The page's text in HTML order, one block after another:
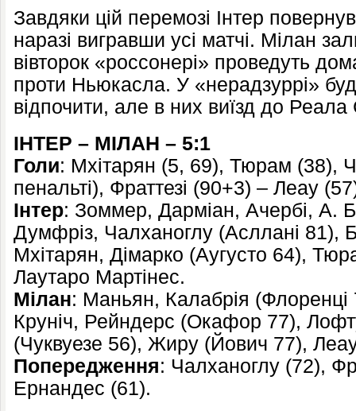
Завдяки цій перемозі Інтер
наразі вигравши усі матчі. Мілан
вівторок «россонері» проведуть
проти Ньюкасла. У «нерадзуррі»
відпочити, але в них виїзд до
ІНТЕР – МІЛАН – 5:1
Голи: Мхітарян (5, 69), Тюрам (38),
пенальті), Фраттезі (90+3) – Леау
Інтер: Зоммер, Дарміан, Ачербі, А.
Думфріз, Чалханоглу (Асллані 81),
Мхітарян, Дімарко (Аугусто 64),
Лаутаро Мартінес.
Мілан: Маньян, Калабрія
Круніч, Рейндерс (Окафор 77),
(Чуквуезе 56), Жиру (Йович 77),
Попередження: Чалханоглу (72),
Ернандес (61).